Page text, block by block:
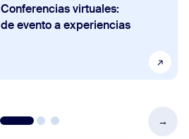
Conferencias virtuales:
de evento a experiencias